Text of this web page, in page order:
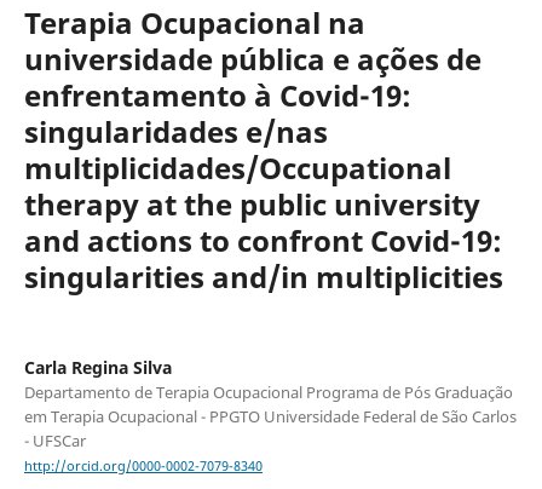
Terapia Ocupacional na
universidade pública e ações de
enfrentamento à Covid-19:
singularidades e/nas
multiplicidades/Occupational
therapy at the public university
and actions to confront Covid-19:
singularities and/in multiplicities
Carla Regina Silva
Departamento de Terapia Ocupacional Programa de Pós Graduação
em Terapia Ocupacional - PPGTO Universidade Federal de São Carlos
- UFSCar
http://orcid.org/0000-0002-7079-8340